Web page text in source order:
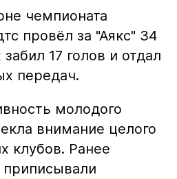
чемпионата
провёл за "Аякс" 34
17 голов и отдал
передач.
молодого
внимание целого
клубов. Ранее
приписывали